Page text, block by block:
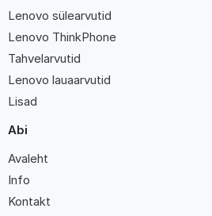
Lenovo sülearvutid
Lenovo ThinkPhone
Tahvelarvutid
Lenovo lauaarvutid
Lisad
Abi
Avaleht
Info
Kontakt